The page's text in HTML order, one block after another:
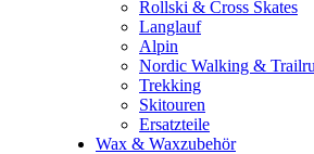
Rollski & Cross Skates
Langlauf
Alpin
Nordic Walking &
Trekking
Skitouren
Ersatzteile
Wax & Waxzubehör